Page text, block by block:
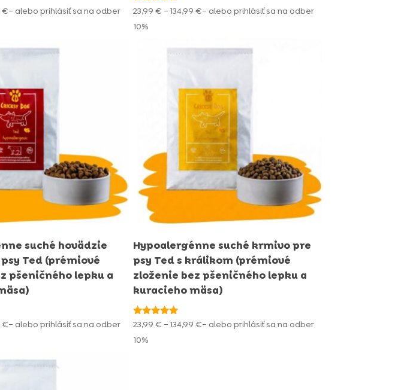
€Price
through
– alebo prihlásiť sa na odber
Hodnotenie
4.91
z 5
23,99 € – 134,99 €Price
through
– alebo prihlásiť sa na odber
10%
suché hovädzie
Ted (prémiové
pšeničného lepku a
€Price
– alebo prihlásiť sa na odber
Hypoalergénne suché krmivo pre
psy Ted s králikom (prémiové
zloženie bez pšeničného lepku a
kuracieho mäsa)
Hodnotenie
5.00
z 5
23,99 € – 134,99 €Price
– alebo prihlásiť sa na odber
10%